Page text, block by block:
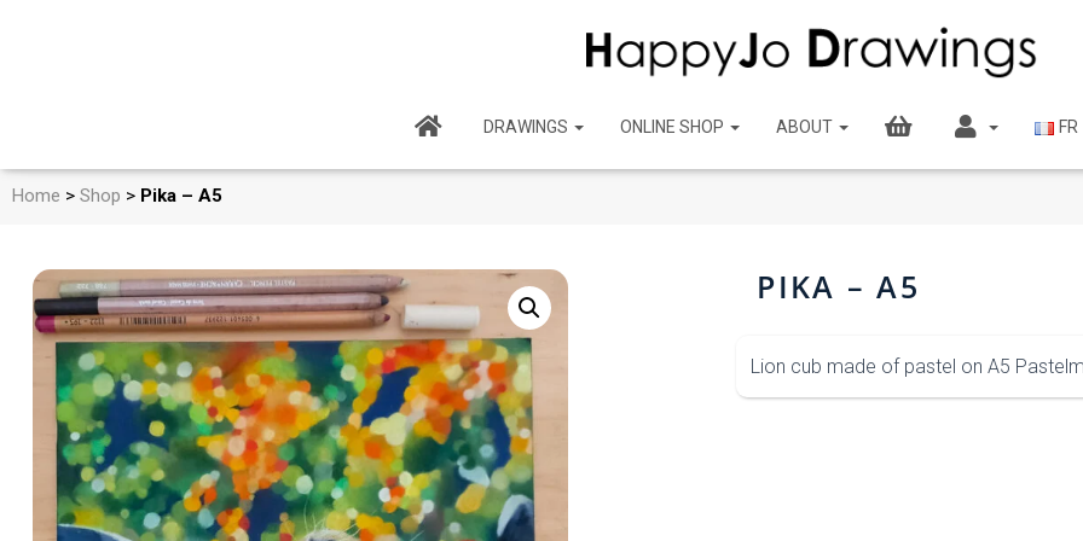
DRAWINGS ONLINE SHOP ABOUT FR
Home > Shop > Pika – A5
PIKA – A5
Lion cub made of pastel on A5